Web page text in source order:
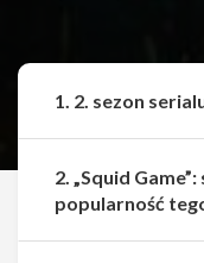
1. 2. sezon
2. „Squid
popularność